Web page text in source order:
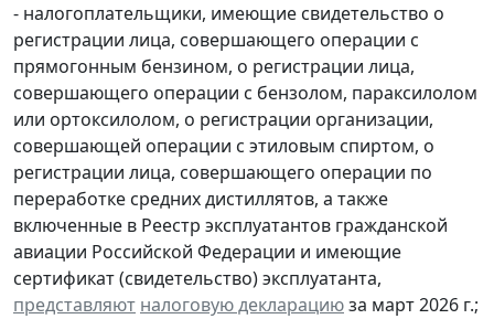
- налогоплательщики, имеющие свидетельство о
регистрации лица, совершающего операции с
прямогонным бензином, о регистрации лица,
совершающего операции с бензолом, параксилолом
или ортоксилолом, о регистрации организации,
совершающей операции с этиловым спиртом, о
регистрации лица, совершающего операции по
переработке средних дистиллятов, а также
включенные в Реестр эксплуатантов гражданской
авиации Российской Федерации и имеющие
сертификат (свидетельство) эксплуатанта,
представляют налоговую декларациюза март 2026 г.;